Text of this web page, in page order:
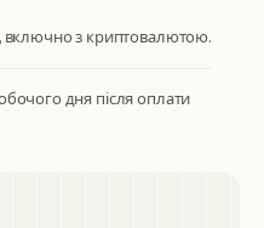
включно з криптовалютою.
дня після оплати